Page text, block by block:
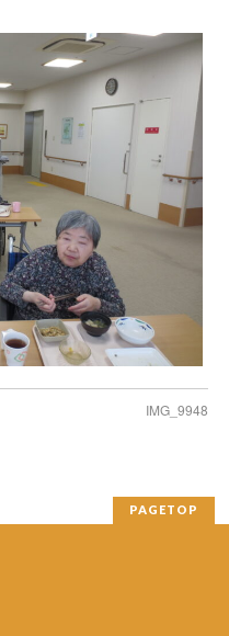
IMG_9948
PAGETOP